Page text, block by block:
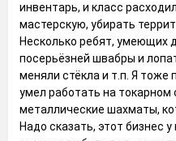
инвентарь, и класс
мастерскую, убирать
Несколько ребят, умеющих
посерьёзней швабры и
меняли стёкла и т.п. Я тоже
умел работать на токарном
металлические шахматы,
Надо сказать, этот бизнес